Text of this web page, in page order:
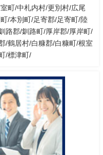
町/中札内村/更別村/広尾
/本別町/足寄郡/足寄町/陸
路郡/釧路町/厚岸郡/厚岸町/
/鶴居村/白糠郡/白糠町/根室
/標津町/